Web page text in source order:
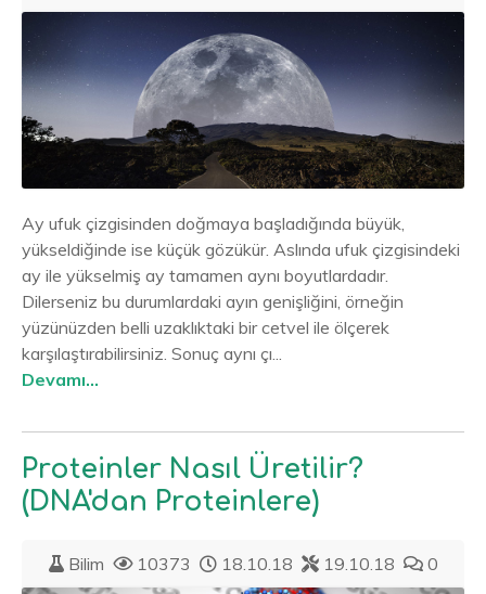
Ay ufuk çizgisinden doğmaya başladığında büyük,
yükseldiğinde ise küçük gözükür. Aslında ufuk çizgisindeki
ay ile yükselmiş ay tamamen aynı boyutlardadır.
Dilerseniz bu durumlardaki ayın genişliğini, örneğin
yüzünüzden belli uzaklıktaki bir cetvel ile ölçerek
karşılaştırabilirsiniz. Sonuç aynı çı...
Devamı...
Proteinler Nasıl Üretilir?
(DNA'dan Proteinlere)
Bilim 10373 18.10.18 19.10.18 0